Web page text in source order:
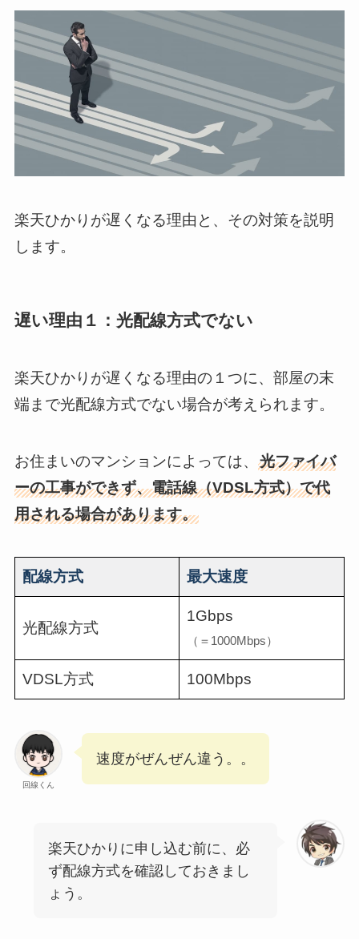
楽天ひかりが遅くなる理由と、その対策を説明
します。
遅い理由１：光配線方式でない
楽天ひかりが遅くなる理由の１つに、部屋の末
端まで光配線方式でない場合が考えられます。
お住まいのマンションによっては、 光ファイバ
ーの工事ができず、電話線（VDSL方式）で代
用される場合があります。
配線方式 最大速度
光配線方式
1Gbps
（＝1000Mbps）
VDSL方式 100Mbps
回線くん
速度がぜんぜん違う。。
楽天ひかりに申し込む前に、必
ず配線方式を確認しておきまし
ょう。